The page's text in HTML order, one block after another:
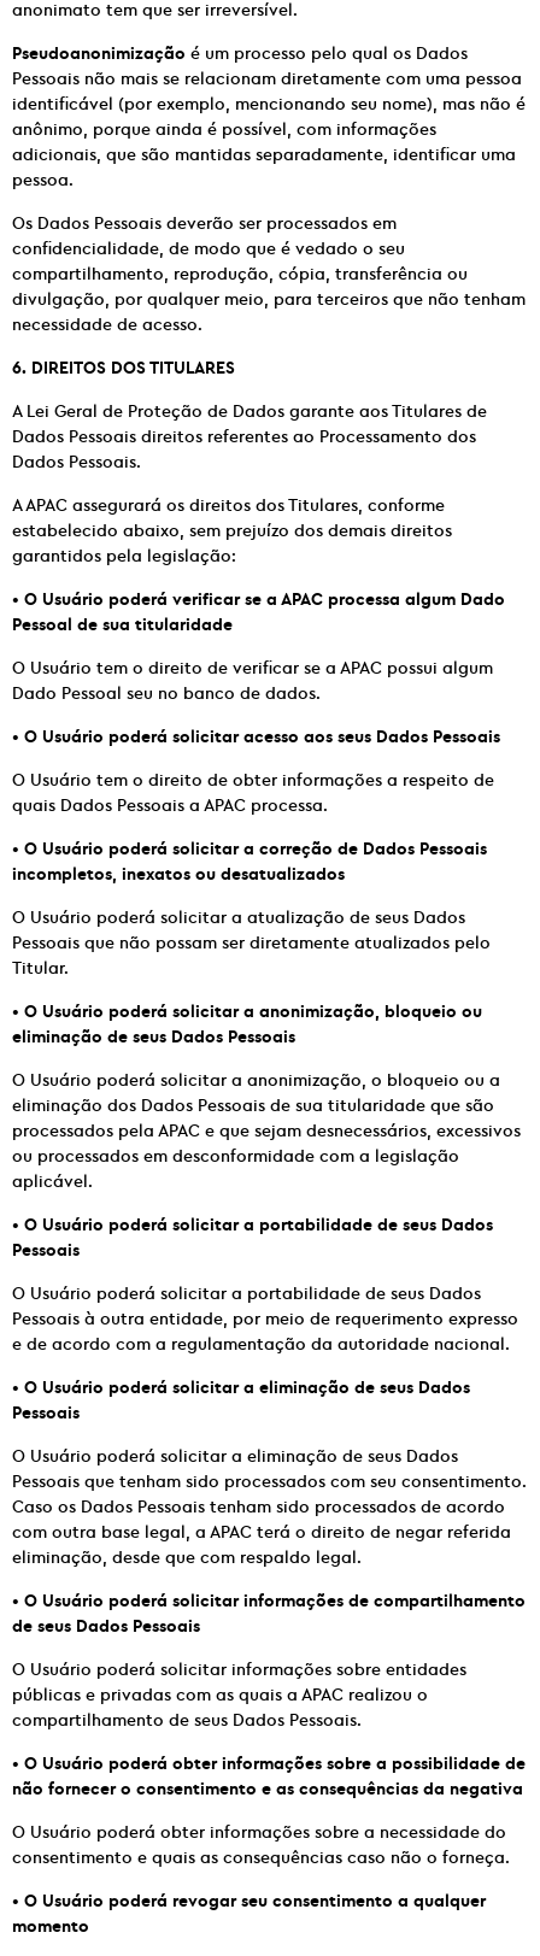
anonimato tem que ser irreversível.
Pseudoanonimização é um processo pelo qual os Dados
Pessoais não mais se relacionam diretamente com uma pessoa
identificável (por exemplo, mencionando seu nome), mas não é
anônimo, porque ainda é possível, com informações
adicionais, que são mantidas separadamente, identificar uma
pessoa.
Os Dados Pessoais deverão ser processados em
confidencialidade, de modo que é vedado o seu
compartilhamento, reprodução, cópia, transferência ou
divulgação, por qualquer meio, para terceiros que não tenham
necessidade de acesso.
6. DIREITOS DOS TITULARES
A Lei Geral de Proteção de Dados garante aos Titulares de
Dados Pessoais direitos referentes ao Processamento dos
Dados Pessoais.
A APAC assegurará os direitos dos Titulares, conforme
estabelecido abaixo, sem prejuízo dos demais direitos
garantidos pela legislação:
• O Usuário poderá verificar se a APAC processa algum Dado
Pessoal de sua titularidade
O Usuário tem o direito de verificar se a APAC possui algum
Dado Pessoal seu no banco de dados.
• O Usuário poderá solicitar acesso aos seus Dados Pessoais
O Usuário tem o direito de obter informações a respeito de
quais Dados Pessoais a APAC processa.
• O Usuário poderá solicitar a correção de Dados Pessoais
incompletos, inexatos ou desatualizados
O Usuário poderá solicitar a atualização de seus Dados
Pessoais que não possam ser diretamente atualizados pelo
Titular.
• O Usuário poderá solicitar a anonimização, bloqueio ou
eliminação de seus Dados Pessoais
O Usuário poderá solicitar a anonimização, o bloqueio ou a
eliminação dos Dados Pessoais de sua titularidade que são
processados pela APAC e que sejam desnecessários, excessivos
ou processados em desconformidade com a legislação
aplicável.
• O Usuário poderá solicitar a portabilidade de seus Dados
Pessoais
O Usuário poderá solicitar a portabilidade de seus Dados
Pessoais à outra entidade, por meio de requerimento expresso
e de acordo com a regulamentação da autoridade nacional.
• O Usuário poderá solicitar a eliminação de seus Dados
Pessoais
O Usuário poderá solicitar a eliminação de seus Dados
Pessoais que tenham sido processados com seu consentimento.
Caso os Dados Pessoais tenham sido processados de acordo
com outra base legal, a APAC terá o direito de negar referida
eliminação, desde que com respaldo legal.
• O Usuário poderá solicitar informações de compartilhamento
de seus Dados Pessoais
O Usuário poderá solicitar informações sobre entidades
públicas e privadas com as quais a APAC realizou o
compartilhamento de seus Dados Pessoais.
• O Usuário poderá obter informações sobre a possibilidade de
não fornecer o consentimento e as consequências da negativa
O Usuário poderá obter informações sobre a necessidade do
consentimento e quais as consequências caso não o forneça.
• O Usuário poderá revogar seu consentimento a qualquer
momento